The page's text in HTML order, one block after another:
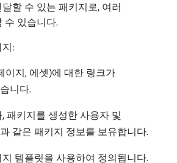
할 수 있는 패키지로, 여러
수 있습니다.
:
이지, 에셋)에 대한 링크가
니다.
패키지를 생성한 사용자 및
같은 패키지 정보를 보유합니다.
템플릿을 사용하여 정의됩니다.